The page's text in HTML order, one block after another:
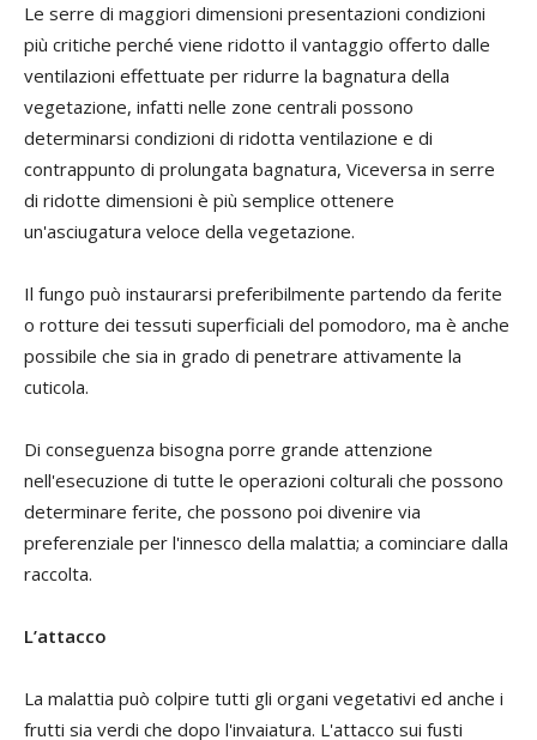
Le serre di maggiori dimensioni presentazioni condizioni
più critiche perché viene ridotto il vantaggio offerto dalle
ventilazioni effettuate per ridurre la bagnatura della
vegetazione, infatti nelle zone centrali possono
determinarsi condizioni di ridotta ventilazione e di
contrappunto di prolungata bagnatura, Viceversa in serre
di ridotte dimensioni è più semplice ottenere
un'asciugatura veloce della vegetazione.
Il fungo può instaurarsi preferibilmente partendo da ferite
o rotture dei tessuti superficiali del pomodoro, ma è anche
possibile che sia in grado di penetrare attivamente la
cuticola.
Di conseguenza bisogna porre grande attenzione
nell'esecuzione di tutte le operazioni colturali che possono
determinare ferite, che possono poi divenire via
preferenziale per l'innesco della malattia; a cominciare dalla
raccolta.
L’attacco
La malattia può colpire tutti gli organi vegetativi ed anche i
frutti sia verdi che dopo l'invaiatura. L'attacco sui fusti